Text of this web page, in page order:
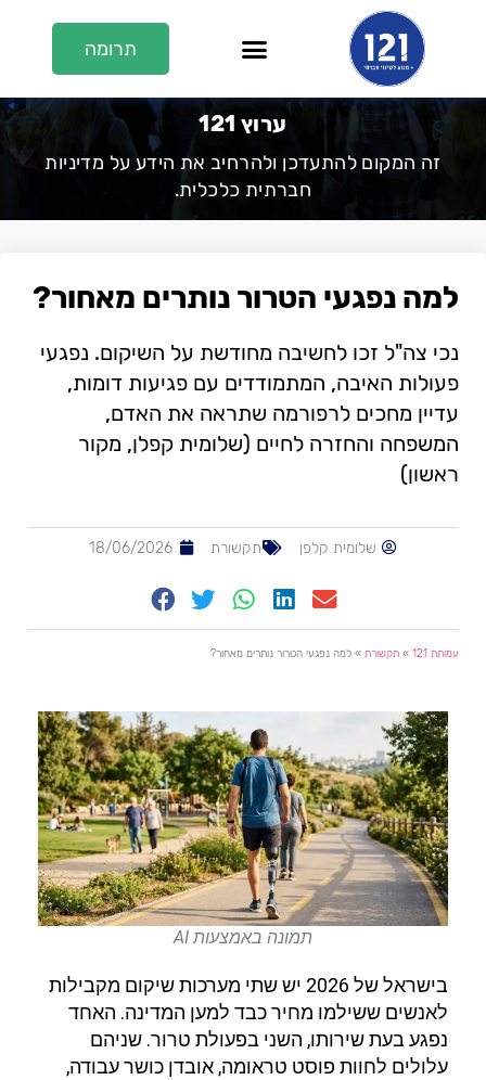
תרומה
ערוץ 121
זה המקום להתעדכן ולהרחיב את הידע על מדיניות
חברתית כלכלית.
למה נפגעי הטרור נותרים מאחור?
נכי צה"ל זכו לחשיבה מחודשת על השיקום. נפגעי
פעולות האיבה, המתמודדים עם פגיעות דומות,
עדיין מחכים לרפורמה שתראה את האדם,
המשפחה והחזרה לחיים (שלומית קפלן, מקור
ראשון)
שלומית קלפן תקשורת 18/06/2026
עמותת 121 » תקשורת » למה נפגעי הטרור נותרים מאחור?
תמונה באמצעות AI
בישראל של 2026 יש שתי מערכות שיקום מקבילות
לאנשים ששילמו מחיר כבד למען המדינה. האחד
נפגע בעת שירותו, השני בפעולת טרור. שניהם
עלולים לחוות פוסט טראומה, אובדן כושר עבודה,